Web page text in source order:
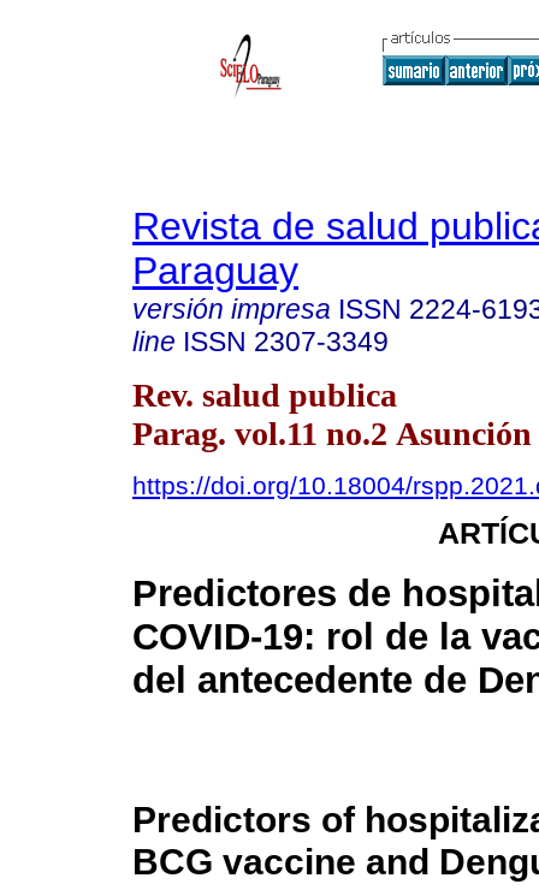
Revista de salud
Paraguay
versión impresa ISSN 2224-
line ISSN 2307-3349
Rev. salud publica
Parag. vol.11 no.2
https://doi.org/10.18004/
Predictores de
COVID-19: rol de la
del antecedente de
Predictors of
BCG vaccine and